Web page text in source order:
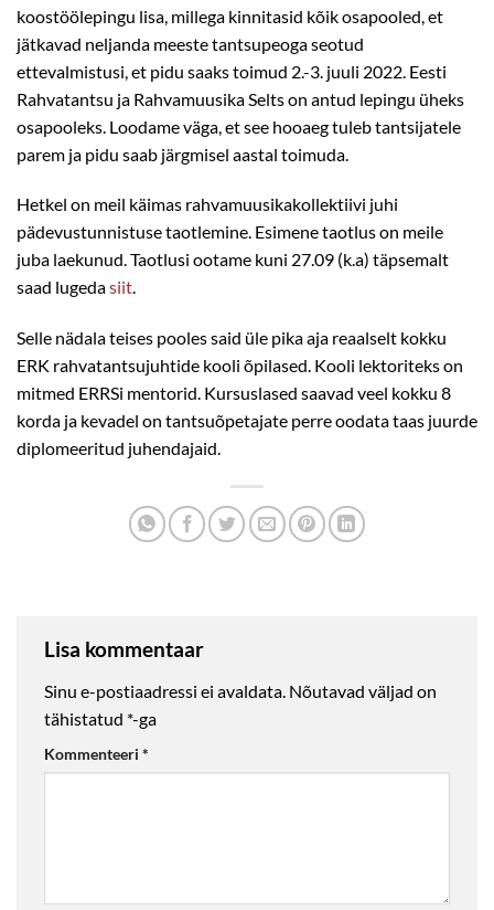
koostöölepingu lisa, millega kinnitasid kõik osapooled, et
jätkavad neljanda meeste tantsupeoga seotud
ettevalmistusi, et pidu saaks toimud 2.-3. juuli 2022. Eesti
Rahvatantsu ja Rahvamuusika Selts on antud lepingu üheks
osapooleks. Loodame väga, et see hooaeg tuleb tantsijatele
parem ja pidu saab järgmisel aastal toimuda.
Hetkel on meil käimas rahvamuusikakollektiivi juhi
pädevustunnistuse taotlemine. Esimene taotlus on meile
juba laekunud. Taotlusi ootame kuni 27.09 (k.a) täpsemalt
saad lugedasiit.
Selle nädala teises pooles said üle pika aja reaalselt kokku
ERK rahvatantsujuhtide kooli õpilased. Kooli lektoriteks on
mitmed ERRSi mentorid. Kursuslased saavad veel kokku 8
korda ja kevadel on tantsuõpetajate perre oodata taas juurde
diplomeeritud juhendajaid.
Lisa kommentaar
Sinu e-postiaadressi ei avaldata. Nõutavad väljad on
tähistatud *-ga
Kommenteeri *